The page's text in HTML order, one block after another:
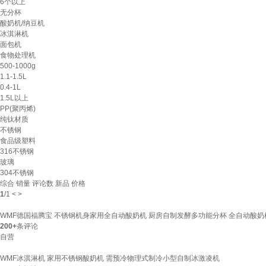
6个以上
无分杯
酸奶机/纳豆机
冰淇淋机
面包机
食物处理机
500-1000g
1.1-1.5L
0.4-1L
1.5L以上
PP(聚丙烯)
纯钛材质
不锈钢
食品级塑料
316不锈钢
玻璃
304不锈钢
综合 销量 评论数 新品 价格
1/1 < >
WMF德国福腾宝 不锈钢机身家用全自动酸奶机 厨房自制发酵多功能分杯 全自动酸奶
200+条评论
自营
WMF冰淇淋机 家用不锈钢酸奶机 需预冷物理式制冷小型自制冰激凌机